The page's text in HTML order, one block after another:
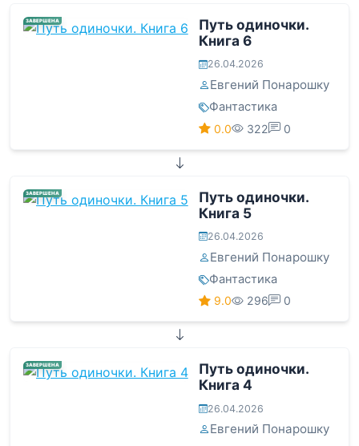
ЗАВЕРШЕНА
Путь одиночки.
Книга 6
26.04.2026
Евгений Понарошку
Фантастика
0.0 322 0
ЗАВЕРШЕНА
Путь одиночки.
Книга 5
26.04.2026
Евгений Понарошку
Фантастика
9.0 296 0
ЗАВЕРШЕНА
Путь одиночки.
Книга 4
26.04.2026
Евгений Понарошку